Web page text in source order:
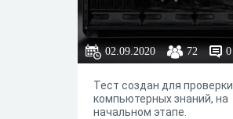
02.09.2020 72 0
Тест создан для проверки
компьютерных знаний, на
начальном этапе.